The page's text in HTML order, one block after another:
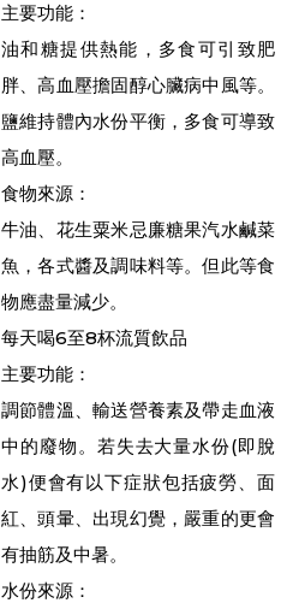
主要功能：
油和糖提供熱能，多食可引致肥
胖、高血壓擔固醇心臟病中風等。
鹽維持體內水份平衡，多食可導致
高血壓。
食物來源：
牛油、花生粟米忌廉糖果汽水鹹菜
魚，各式醬及調味料等。但此等食
物應盡量減少。
每天喝6至8杯流質飲品
主要功能：
調節體溫、輸送營養素及帶走血液
中的廢物。若失去大量水份(即脫
水)便會有以下症狀包括疲勞、面
紅、頭暈、出現幻覺，嚴重的更會
有抽筋及中暑。
水份來源：